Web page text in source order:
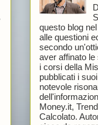
questo blog
alle questioni
secondo
aver affinato
i corsi della
pubblicati i
notevole
Money.it,
Calcolato.